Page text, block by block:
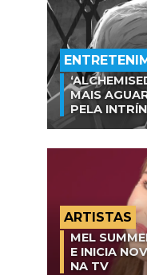
MAIS
PELA
ARTISTAS
MEL
E INICIA
NA TV